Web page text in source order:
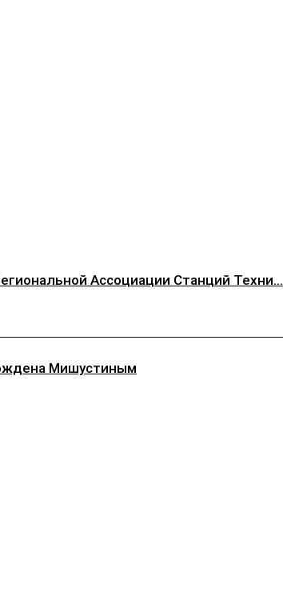
Ассоциации Станций Техни...
Мишустиным